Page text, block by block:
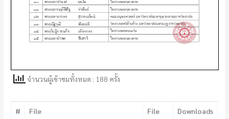
จำนวนผู้เข้าชมทั้งหมด : 188 ครั้ง
# File
File
Downloads